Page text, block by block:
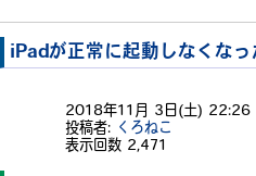
iPadが正常に起動しなくなっ
2018年11月 3日(土) 22:26
投稿者:
くろねこ
表示回数 2,471